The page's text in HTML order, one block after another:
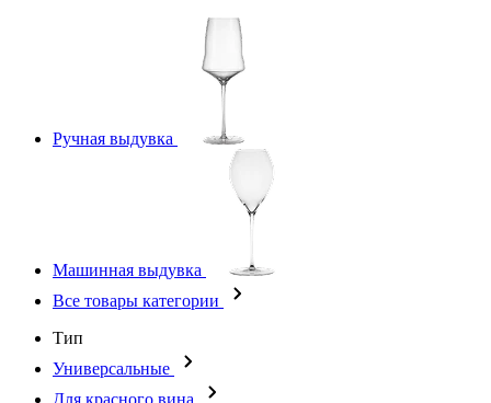
Ручная выдувка
Машинная выдувка
Все товары категории
Тип
Универсальные
Для красного вина